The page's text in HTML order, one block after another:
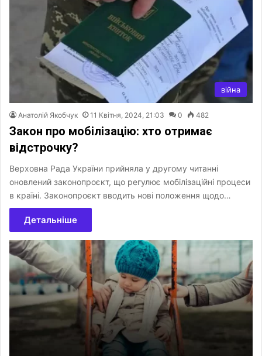
війна
Анатолій Якобчук 11 Квітня, 2024, 21:03 0 482
Закон про мобілізацію: хто отримає
відстрочку?
Верховна Рада України прийняла у другому читанні
оновлений законопроєкт, що регулює мобілізаційні процеси
в країні. Законопроєкт вводить нові положення щодо…
Детальніше